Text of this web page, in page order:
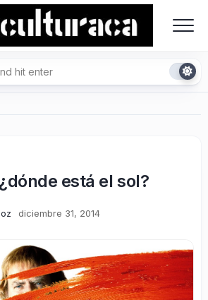
está el sol?
diciembre 31, 2014